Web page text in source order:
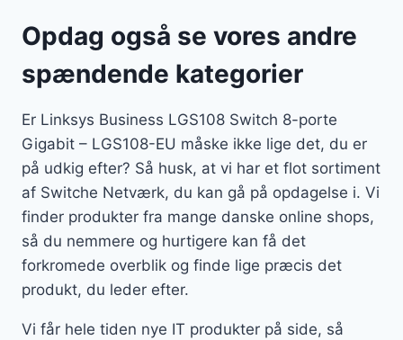
Opdag også se vores andre
spændende kategorier
Er Linksys Business LGS108 Switch 8-porte
Gigabit – LGS108-EU måske ikke lige det, du er
på udkig efter? Så husk, at vi har et flot sortiment
af Switche Netværk, du kan gå på opdagelse i. Vi
finder produkter fra mange danske online shops,
så du nemmere og hurtigere kan få det
forkromede overblik og finde lige præcis det
produkt, du leder efter.
Vi får hele tiden nye IT produkter på side, så